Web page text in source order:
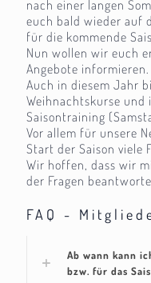
nach einer langen
euch bald wieder auf
für die kommende
Nun wollen wir euch
Angebote informieren.
Auch in diesem Jahr
Weihnachtskurse und
Saisontraining
Vor allem für unsere
Start der Saison viele
Wir hoffen, dass wir
der Fragen
FAQ -
Ab wann kann
bzw. für das